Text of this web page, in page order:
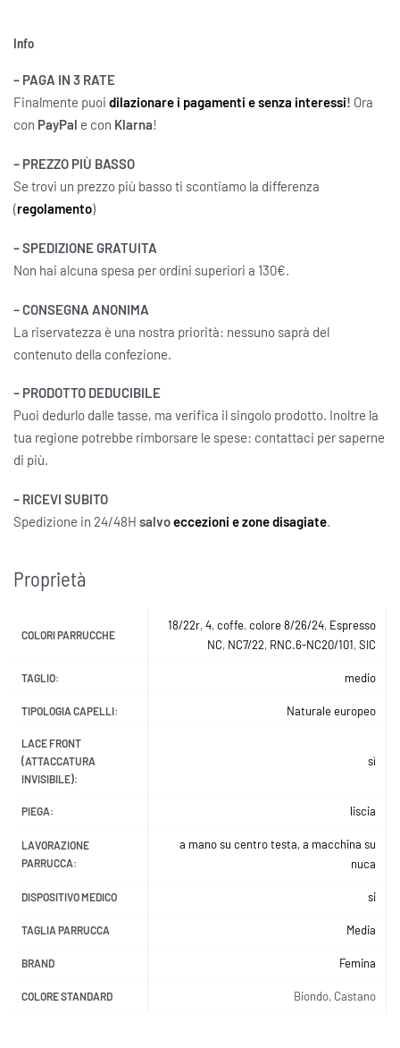
Info
– PAGA IN 3 RATE
Finalmente puoi dilazionare i pagamenti e senza interessi! Ora
con PayPal e con Klarna!
– PREZZO PIÙ BASSO
Se trovi un prezzo più basso ti scontiamo la differenza
(regolamento)
– SPEDIZIONE GRATUITA
Non hai alcuna spesa per ordini superiori a 130€.
– CONSEGNA ANONIMA
La riservatezza è una nostra priorità: nessuno saprà del
contenuto della confezione.
– PRODOTTO DEDUCIBILE
Puoi dedurlo dalle tasse, ma verifica il singolo prodotto. Inoltre la
tua regione potrebbe rimborsare le spese: contattaci per saperne
di più.
– RICEVI SUBITO
Spedizione in 24/48H salvoeccezioni e zone disagiate.
Proprietà
COLORI PARRUCCHE
18/22r,4,coffe,colore 8/26/24, Espresso
NC, NC7/22, RNC.6-NC20/101,SIC
TAGLIO: medio
TIPOLOGIA CAPELLI: Naturale europeo
LACE FRONT
(ATTACCATURA
INVISIBILE):
sì
PIEGA: liscia
LAVORAZIONE
PARRUCCA:
a mano su centro testa, a macchina su
nuca
DISPOSITIVO MEDICO si
TAGLIA PARRUCCA Media
BRAND Femina
COLORE STANDARD Biondo, Castano